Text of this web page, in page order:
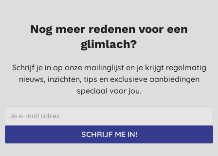
Nog meer redenen voor een
glimlach?
Schrijf je in op onze mailinglijst en je krijgt regelmatig
nieuws, inzichten, tips en exclusieve aanbiedingen
speciaal voor jou.
SCHRIJF ME IN!